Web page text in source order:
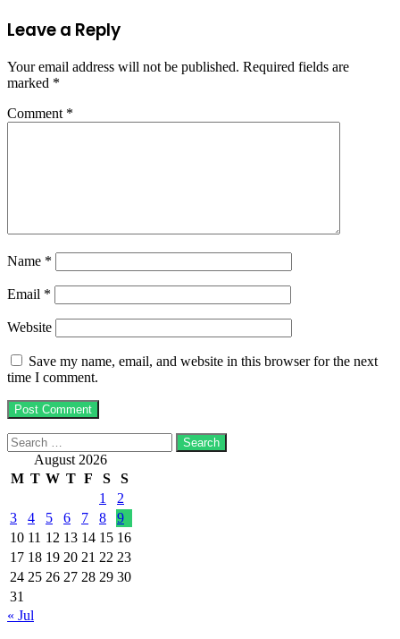
Leave a Reply
Your email address will not be published. Required fields are
marked *
Comment *
Name *
Email *
Website
Save my name, email, and website in this browser for the next
time I comment.
Search
for: August 2026
M T W T F S
S
1
2
3
4 5 6 7 8
9
10 11 12 13 14 15 16
17 18 19 20 21 22 23
24 25 26 27 28 29 30
31
« Jul